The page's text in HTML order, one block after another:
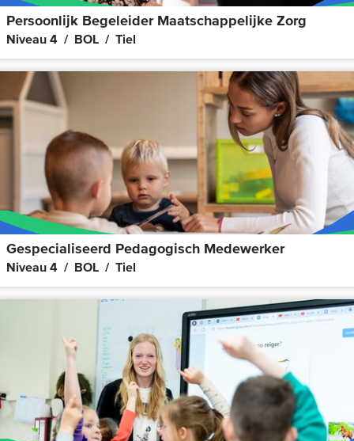
Persoonlijk Begeleider Maatschappelijke Zorg
Niveau 4 BOL Tiel
Gespecialiseerd Pedagogisch Medewerker
Niveau 4 BOL Tiel